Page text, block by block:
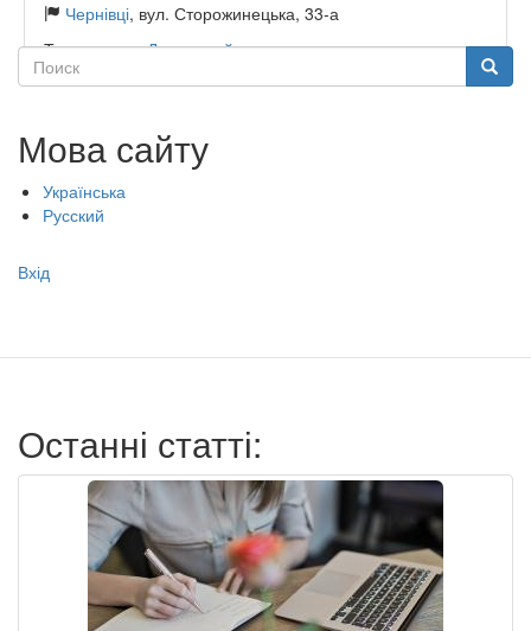
Чернівці, вул. Сторожинецька, 33-а
Тип садочку:Державний
Поиск Поиск
Мова сайту
Українська
Русский
Меню
записи
Вхід
Останні статті: